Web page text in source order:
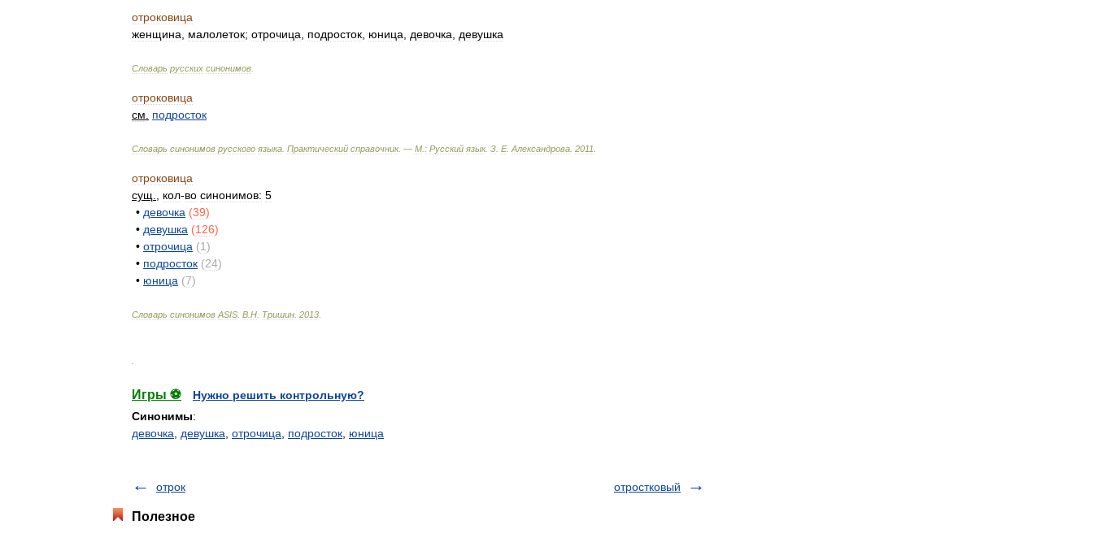
отроковица
женщина
малолеток; отрочица подросток юница девочка девушка
Словарь русских синонимов
отроковица
см
подросток
Словарь синонимов русского языка Практический справочник. — М : Русский язык. З Е. Александрова 2011
отроковица
сущ
кол-во синонимов: 5
• девочка (39)
• девушка (126)
• отрочица (1)
• подросток (24)
• юница (7)
Словарь синонимов ASIS В Н Тришин 2013
Игры ⚽
Нужно решить контрольную?
Синонимы:
девочка
девушка отрочица подросток юница
отрок отростковый
Полезное